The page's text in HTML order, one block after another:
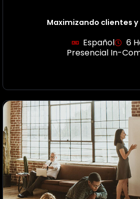
Maximizando clientes
Español
6
Presencial In-